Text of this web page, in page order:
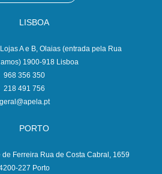
LISBOA
A e B, Olaias (entrada pela Rua
1900-918 Lisboa
968 356 350
218 491 756
geral@apela.pt
PORTO
Ferreira Rua de Costa Cabral, 1659
227 Porto